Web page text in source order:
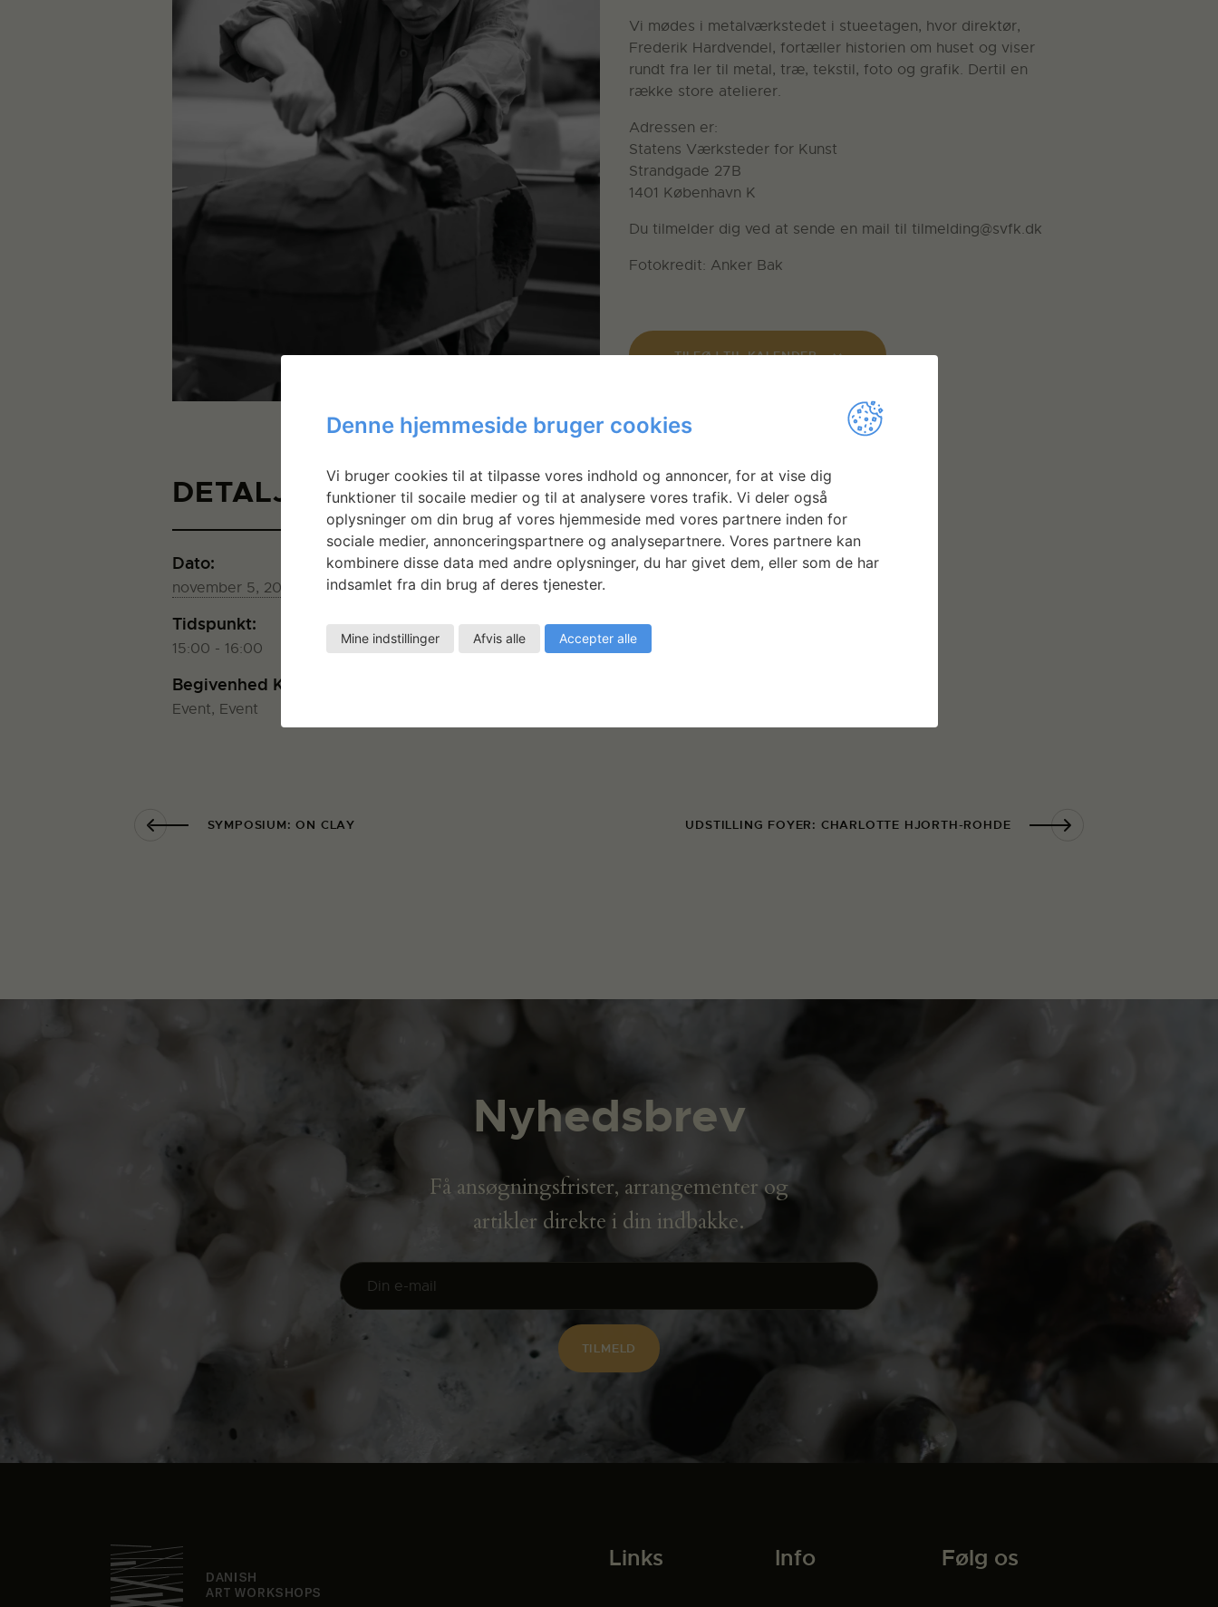
Vi mødes i metalværkstedet i stueetagen, hvor direktør,
Frederik Hardvendel, fortæller historien om huset og viser
rundt fra ler til metal, træ, tekstil, foto og grafik. Dertil en
række store atelierer.
Adressen er:
Statens Værksteder for Kunst
Strandgade 27B
1401 København K
Du tilmelder dig ved at sende en mail til tilmelding@svfk.dk
Fotokredit: Anker Bak
TILFØJ TIL KALENDER
DETALJER
Dato:
november 5, 2025
Tidspunkt:
15:00 - 16:00
Begivenhed Kategorier:
Event, Event
ARRANGØR
Statens Værksteder for
Kunst
STED
Statens Værksteder for Kunst
Google Maps
SYMPOSIUM: ON CLAY UDSTILLING FOYER: CHARLOTTE HJORTH-ROHDE
Nyhedsbrev
Få ansøgningsfrister, arrangementer og
artikler direkte i din indbakke.
Links Info Følg os
Denne hjemmeside bruger cookies
Vi bruger cookies til at tilpasse vores indhold og annoncer, for at vise dig
funktioner til socaile medier og til at analysere vores trafik. Vi deler også
oplysninger om din brug af vores hjemmeside med vores partnere inden for
sociale medier, annonceringspartnere og analysepartnere. Vores partnere kan
kombinere disse data med andre oplysninger, du har givet dem, eller som de har
indsamlet fra din brug af deres tjenester.
Mine indstillinger Afvis alle Accepter alle